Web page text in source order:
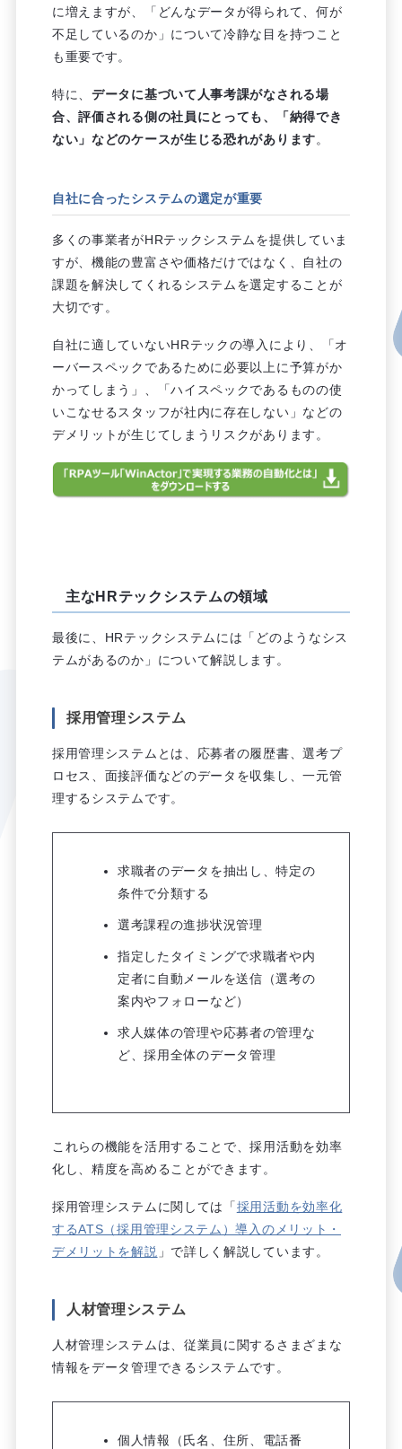
に増えますが、「どんなデータが得られて、何が
不足しているのか」について冷静な目を持つこと
も重要です。
特に、データに基づいて人事考課がなされる場
合、評価される側の社員にとっても、「納得でき
ない」などのケースが生じる恐れがあります。
自社に合ったシステムの選定が重要
多くの事業者がHRテックシステムを提供していま
すが、機能の豊富さや価格だけではなく、自社の
課題を解決してくれるシステムを選定することが
大切です。
自社に適していないHRテックの導入により、「オ
ーバースペックであるために必要以上に予算がか
かってしまう」、「ハイスペックであるものの使
いこなせるスタッフが社内に存在しない」などの
デメリットが生じてしまうリスクがあります。
主なHRテックシステムの領域
最後に、HRテックシステムには「どのようなシス
テムがあるのか」について解説します。
採用管理システム
採用管理システムとは、応募者の履歴書、選考プ
ロセス、面接評価などのデータを収集し、一元管
理するシステムです。
求職者のデータを抽出し、特定の
条件で分類する
選考課程の進捗状況管理
指定したタイミングで求職者や内
定者に自動メールを送信（選考の
案内やフォローなど）
求人媒体の管理や応募者の管理な
ど、採用全体のデータ管理
これらの機能を活用することで、採用活動を効率
化し、精度を高めることができます。
採用管理システムに関しては「採用活動を効率化
するATS（採用管理システム）導入のメリット・
デメリットを解説 」で詳しく解説しています。
人材管理システム
人材管理システムは、従業員に関するさまざまな
情報をデータ管理できるシステムです。
個人情報（氏名、住所、電話番